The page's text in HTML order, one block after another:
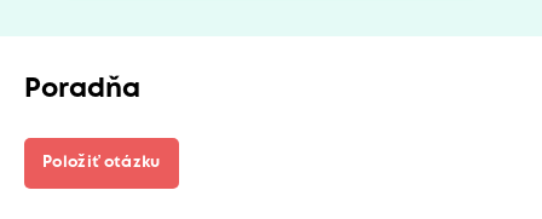
Poradňa
Položiť otázku